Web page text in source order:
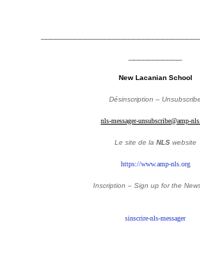
New Lacanian School
Désinscription – Unsubscribe
nls-messager-unsubscribe@amp-
Le site de la NLSwebsite
https://www.amp-nls.org
Inscription – Sign upfor the
sinscrire-nls-messager